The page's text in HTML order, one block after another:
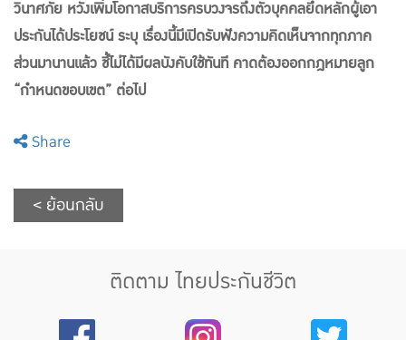
วินาศภัย หวังเพิ่มโอกาสบริการครบวงจรถึงตัวบุคคลยึดหลักผู้เอา
ประกันได้ประโยชน์ ระบุ เรื่องนี้มีเปิดรับฟังความคิดเห็นจากทุกภาค
ส่วนมานานแล้ว ชี้ไม่ได้มีผลบังคับใช้ทันที คาดต้องออกกฎหมายลูก
“กำหนดขอบเขต” ต่อไป
Share
< ย้อนกลับ
ติดตาม ไทยประกันชีวิต